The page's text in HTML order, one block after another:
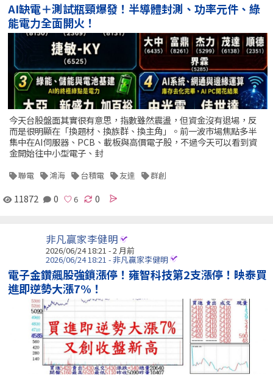
AI缺電＋測試瓶頸爆發！半導體封測、功率元件、綠
能電力全面開火！
今天台股盤面其實很有意思，指數雖然震盪，但資金沒有退場，反
而是很明顯在「換題材、換族群、換主角」。前一波市場焦點多半
集中在AI伺服器、PCB、載板與高價電子股，不過今天可以看到資
金開始往中小型電子、封
聯電 鴻海 台積電 友達 群創
11872 0 0
非凡贏家李健明
2026/06/24 18:21 - 2 月前
2026/06/24 18:21 - 非凡贏家李健明
電子金鑽飆股強鎖漲停！雍智科技第2支漲停！映泰買
進即逆勢大漲7%！